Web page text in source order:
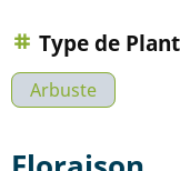
Type de
Arbuste